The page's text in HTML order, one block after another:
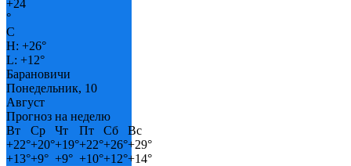
+24
°
C
H: +26°
L: +12°
Барановичи
Понедельник, 10
Август
Прогноз на неделю
Вт
Ср Чт Пт Сб
Вс
+22°+20°+19°+22°+26°+29°
+13°+9° +9° +10°+12°+14°